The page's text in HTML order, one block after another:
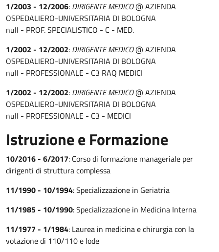
1/2003 - 12/2006: DIRIGENTE MEDICO@ AZIENDA
OSPEDALIERO-UNIVERSITARIA DI BOLOGNA
null - PROF. SPECIALISTICO - C - MED.
1/2002 - 12/2002: DIRIGENTE MEDICO@ AZIENDA
OSPEDALIERO-UNIVERSITARIA DI BOLOGNA
null - PROFESSIONALE - C3 RAQ MEDICI
1/2002 - 12/2002: DIRIGENTE MEDICO@ AZIENDA
OSPEDALIERO-UNIVERSITARIA DI BOLOGNA
null - PROFESSIONALE - C3 - MEDICI
Istruzione e Formazione
10/2016 - 6/2017: Corso di formazione manageriale per
dirigenti di struttura complessa
11/1990 - 10/1994: Specializzazione in Geriatria
11/1985 - 10/1990: Specializzazione in Medicina Interna
11/1977 - 1/1984: Laurea in medicina e chirurgia con la
votazione di 110/110 e lode